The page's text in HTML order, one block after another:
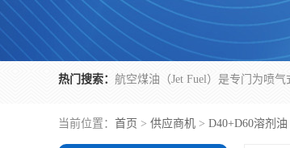
热门搜索：
当前位置： 首页 > 供应商机 > D40+D60溶剂油